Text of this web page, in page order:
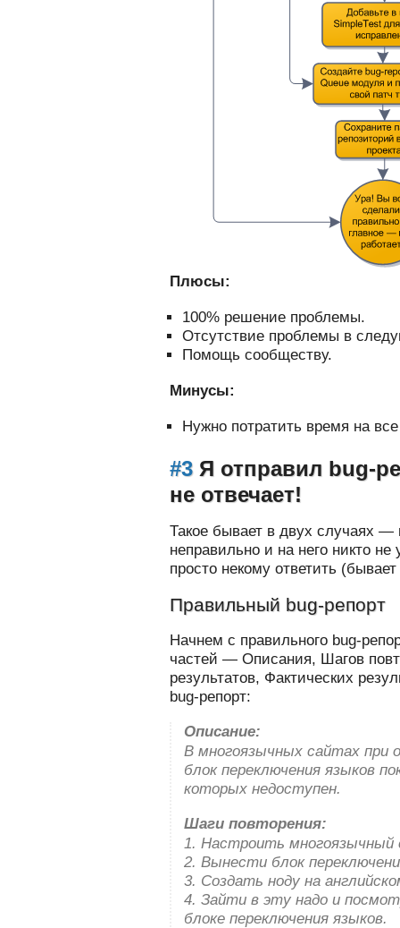
Плюсы:
100% решение проблемы.
Отсутствие проблемы в
Помощь сообществу.
Минусы:
Нужно потратить время на
#3 Я отправил bug-
не отвечает!
Такое бывает в двух случаях
неправильно и на него никто
просто некому ответить
Правильный bug-репорт
Начнем с правильного bug-
частей — Описания, Шагов
результатов, Фактических
bug-репорт:
Описание:
В многоязычных сайтах при
блок переключения языков
которых недоступен.
Шаги повторения:
1. Настроить многоязычный
2. Вынести блок
3. Создать ноду на
4. Зайти в эту надо и
блоке переключения языков.